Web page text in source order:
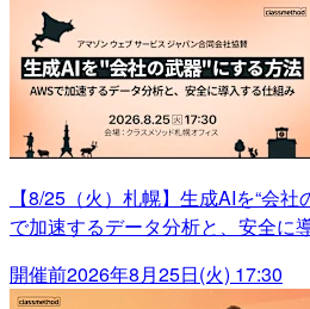
【8/25（火）札幌】生成AIを“会
で加速するデータ分析と、安全に
開催前2026年8月25日(火) 17:30